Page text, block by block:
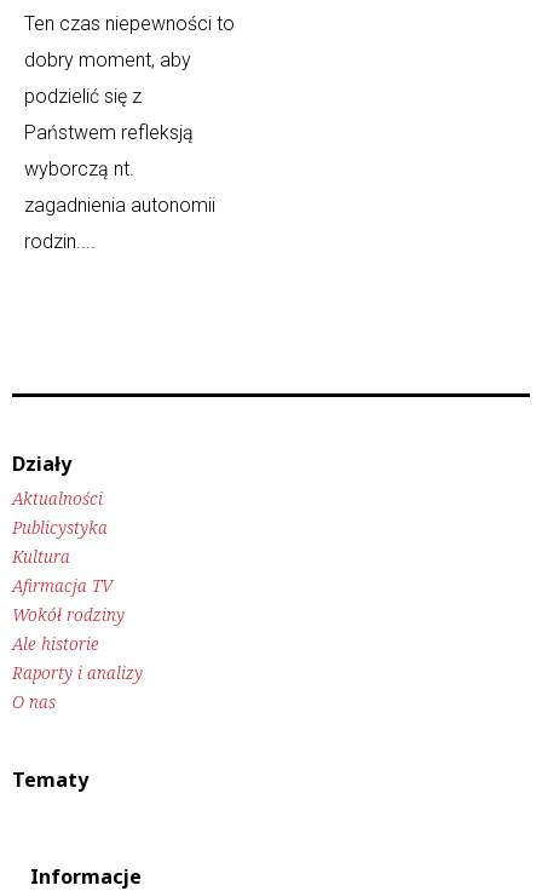
Ten czas niepewności to
dobry moment, aby
podzielić się z
Państwem refleksją
wyborczą nt.
zagadnienia autonomii
rodzin....
Działy
Aktualności
Publicystyka
Kultura
Afirmacja TV
Wokół rodziny
Ale historie
Raporty i analizy
O nas
Tematy
Informacje